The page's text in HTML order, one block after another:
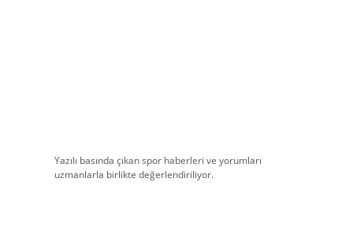
Yazılı basında çıkan spor haberleri ve yorumları
uzmanlarla birlikte değerlendiriliyor.